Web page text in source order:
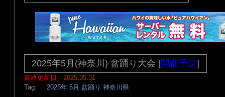
2025年5月(神奈川) 盆踊り大会 [開催予定]
最終更新日：2025.05.31
Tag:
2025年 5月 盆踊り 神奈川県